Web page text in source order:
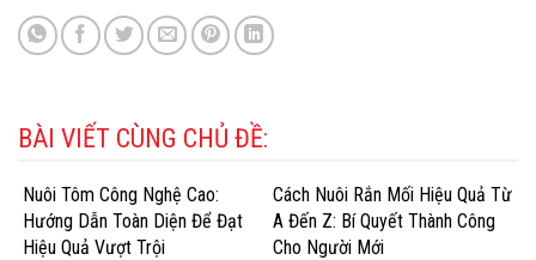
BÀI VIẾT CÙNG CHỦ ĐỀ:
Nuôi Tôm Công Nghệ Cao:
Hướng Dẫn Toàn Diện Để Đạt
Hiệu Quả Vượt Trội
Cách Nuôi Rắn Mối Hiệu Quả Từ
A Đến Z: Bí Quyết Thành Công
Cho Người Mới